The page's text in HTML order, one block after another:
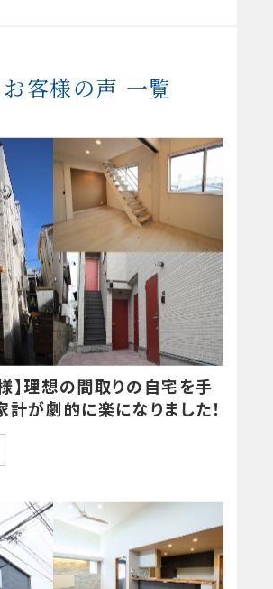
客様の声 一覧
】理想の間取りの自宅を手
計が劇的に楽になりました！